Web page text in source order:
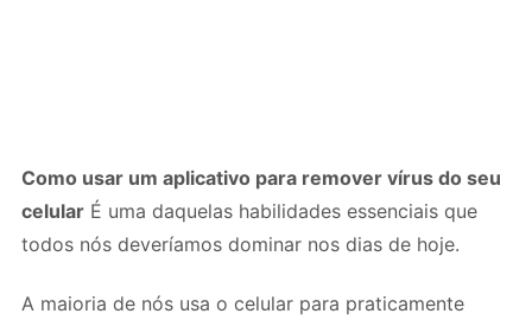
Como usar um aplicativo para remover vírus do seu
celular É uma daquelas habilidades essenciais que
todos nós deveríamos dominar nos dias de hoje.
A maioria de nós usa o celular para praticamente